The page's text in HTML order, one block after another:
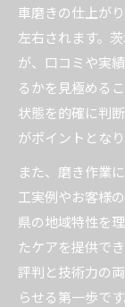
車磨きの仕上が
左右されます。
が、口コミや実
るかを見極める
状態を的確に判
がポイントとなり
また、磨き作業
工実例やお客様
県の地域特性を
たケアを提供で
評判と技術力の
らせる第一歩です